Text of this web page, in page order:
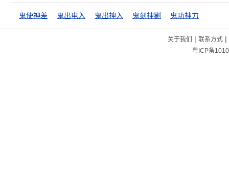
鬼使神差 鬼出电入 鬼出神入 鬼刻神劖 鬼功神力
关于我们 | 联系方式|
粤ICP备